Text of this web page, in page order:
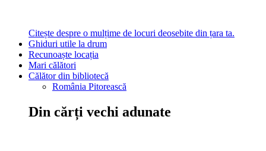
Citește despre o mulțime de locuri deosebite din țara ta.
Ghiduri utile la drum
Recunoaște locația
Mari călători
Călător din bibliotecă
România Pitorească
Din cărți vechi adunate